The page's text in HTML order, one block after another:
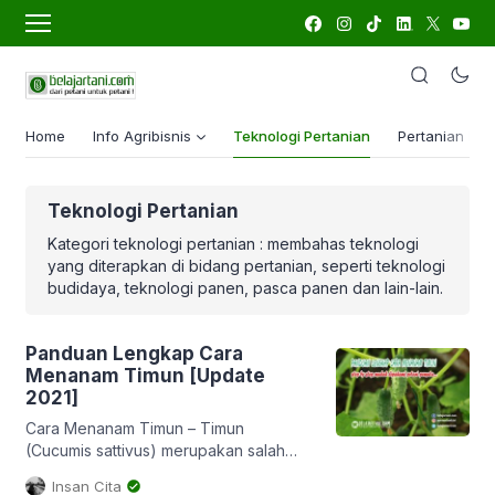
Home Info Agribisnis Teknologi Pertanian Pertanian
Teknologi Pertanian
Kategori teknologi pertanian : membahas teknologi
yang diterapkan di bidang pertanian, seperti teknologi
budidaya, teknologi panen, pasca panen dan lain-lain.
Panduan Lengkap Cara
Menanam Timun [Update
2021]
Cara Menanam Timun – Timun
(Cucumis sattivus) merupakan salah
satu sayuran buah yang sangat
Insan Cita